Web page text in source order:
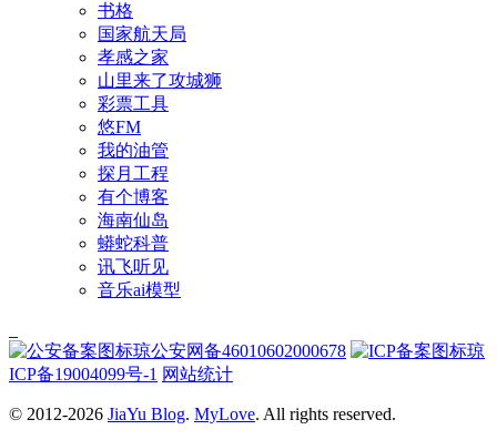
书格
国家航天局
孝感之家
山里来了攻城狮
彩票工具
悠FM
我的油管
探月工程
有个博客
海南仙岛
蟒蛇科普
讯飞听见
音乐ai模型
琼公安网备46010602000678
琼
ICP备19004099号-1 网站统计
© 2012-2026 JiaYu Blog. MyLove. All rights reserved.